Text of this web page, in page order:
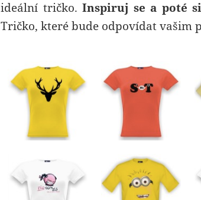
ideální tričko. Inspiruj se a poté
Tričko, které bude odpovídat vašim